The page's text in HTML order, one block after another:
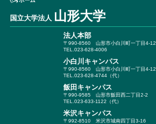
国立大学法人 山形大学
法人本部
〒990-8560 山形市小白川町一丁目4-12
TEL.023-628-4006
小白川キャンパス
〒990-8560 山形市小白川町一丁目4-12
TEL.023-628-4744（代）
飯田キャンパス
〒990-9585 山形市飯田西二丁目2-2
TEL.023-633-1122（代）
米沢キャンパス
〒992-8510 米沢市城南四丁目3-16